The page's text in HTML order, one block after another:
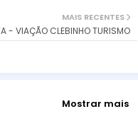
MAIS RECENTES
- VIAÇÃO CLEBINHO TURISMO
Mostrar mais